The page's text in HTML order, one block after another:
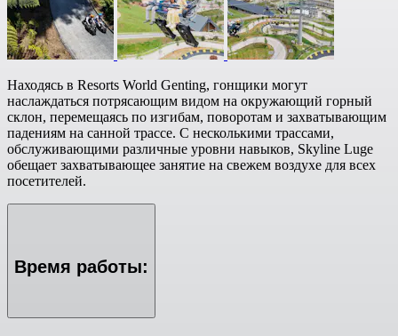
Находясь в Resorts World Genting, гонщики могут
наслаждаться потрясающим видом на окружающий горный
склон, перемещаясь по изгибам, поворотам и захватывающим
падениям на санной трассе. С несколькими трассами,
обслуживающими различные уровни навыков, Skyline Luge
обещает захватывающее занятие на свежем воздухе для всех
посетителей.
Время работы: